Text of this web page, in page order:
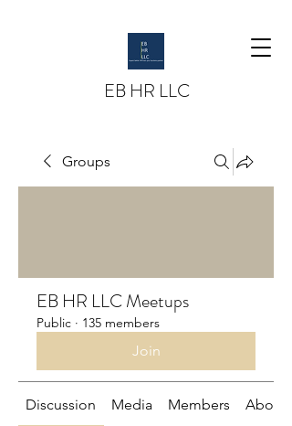
EB HR LLC
Groups
EB HR LLC Meetups
Public · 135 members
Join
Discussion Media Members About